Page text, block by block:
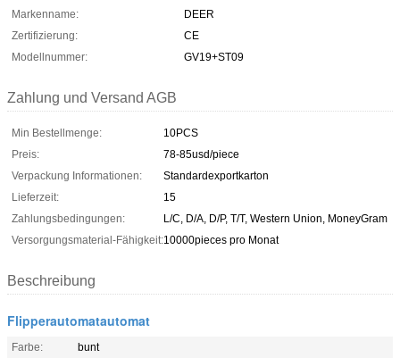
Markenname:
DEER
Zertifizierung:
CE
Modellnummer:
GV19+ST09
Zahlung und Versand AGB
Min Bestellmenge:
10PCS
Preis:
78-85usd/piece
Verpackung Informationen:
Standardexportkarton
Lieferzeit:
15
Zahlungsbedingungen:
L/C, D/A, D/P, T/T, Western Union, MoneyGram
Versorgungsmaterial-Fähigkeit:10000pieces pro Monat
Beschreibung
Flipperautomatautomat
Farbe:
bunt